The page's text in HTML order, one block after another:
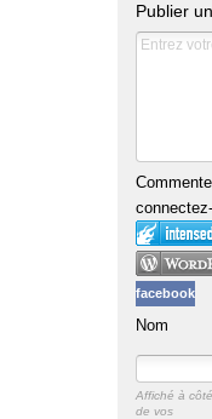
Publier
facebook
Nom
Affiché à côté
de vos